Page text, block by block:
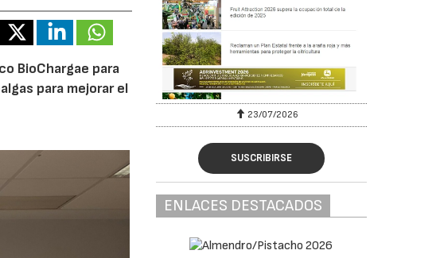
BioChargae para
para mejorar el
23/07/2026
SUSCRIBIRSE
ENLACES DESTACADOS